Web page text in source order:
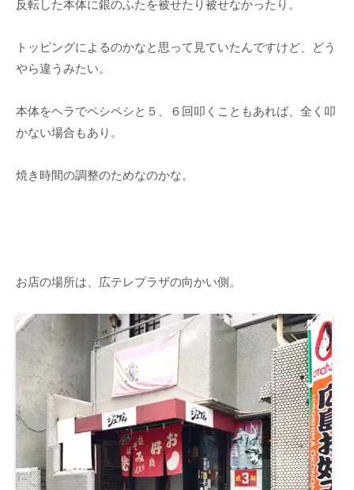
反転した本体に銀のふたを被せたり被せなかったり。
トッピングによるのかなと思って見ていたんですけど、どう
やら違うみたい。
本体をヘラでペシペシと５、６回叩くこともあれば、全く叩
かない場合もあり。
焼き時間の調整のためなのかな。
お店の場所は、広テレプラザの向かい側。